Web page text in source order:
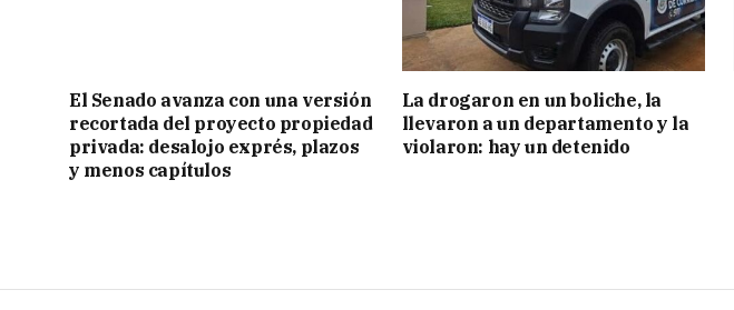
El Senado avanza con una versión
recortada del proyecto propiedad
privada: desalojo exprés, plazos
y menos capítulos
La drogaron en un boliche, la
llevaron a un departamento y la
violaron: hay un detenido